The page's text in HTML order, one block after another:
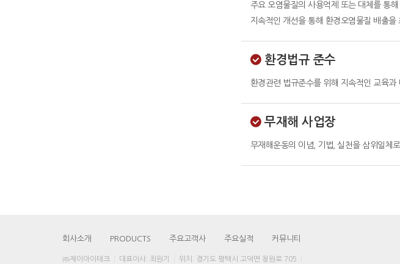
주요 오염물질의 사용억제 또는 대체를 통
지속적인 개선을 통해 환경오염물질 배출을
환경법규 준수
환경관련 법규준수를 위해 지속적인 교육
무재해 사업장
무재해운동의 이념, 기법, 실천을 삼위일체
회사소개 PRODUCTS 주요고객사 주요실적 커뮤니티
㈜제이아이테크 대표이사: 최원기 위치: 경기도 평택시 고덕면 청원로 705